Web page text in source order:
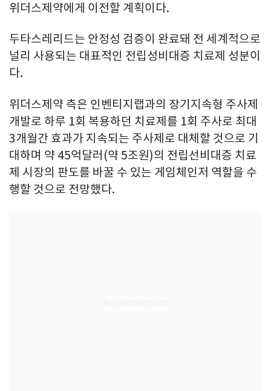
위더스제약에게 이전할 계획이다.
두타스레리드는 안정성 검증이 완료돼 전 세계적으로
널리 사용되는 대표적인 전립성비대증 치료제 성분이
다.
위더스제약 측은 인벤티지랩과의 장기지속형 주사제
개발로 하루 1회 복용하던 치료제를 1회 주사로 최대
3개월간 효과가 지속되는 주사제로 대체할 것으로 기
대하며 약 45억달러(약 5조원)의 전립선비대증 치료
제 시장의 판도를 바꿀 수 있는 게임체인저 역할을 수
행할 것으로 전망했다.